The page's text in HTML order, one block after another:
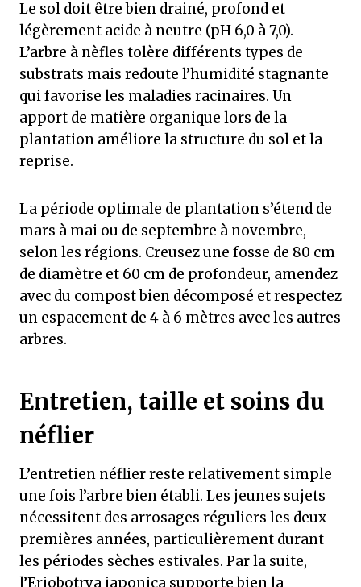
Le sol doit être bien drainé, profond et
légèrement acide à neutre (pH 6,0 à 7,0).
L’arbre à nèfles tolère différents types de
substrats mais redoute l’humidité stagnante
qui favorise les maladies racinaires. Un
apport de matière organique lors de la
plantation améliore la structure du sol et la
reprise.
La période optimale de plantation s’étend de
mars à mai ou de septembre à novembre,
selon les régions. Creusez une fosse de 80 cm
de diamètre et 60 cm de profondeur, amendez
avec du compost bien décomposé et respectez
un espacement de 4 à 6 mètres avec les autres
arbres.
Entretien, taille et soins du
néflier
L’entretien néflier reste relativement simple
une fois l’arbre bien établi. Les jeunes sujets
nécessitent des arrosages réguliers les deux
premières années, particulièrement durant
les périodes sèches estivales. Par la suite,
l’Eriobotrya japonica supporte bien la